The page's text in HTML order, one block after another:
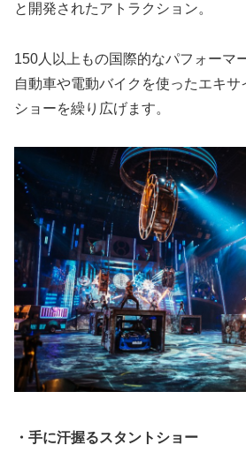
と開発されたアトラクション。
150人以上もの国際的なパフォーマ
自動車や電動バイクを使ったエキサ
ショーを繰り広げます。
・手に汗握るスタントショー